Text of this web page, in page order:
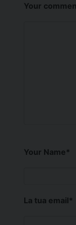
Your
Your Name*
La tua email*